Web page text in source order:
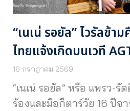
“เนเน่ รอยัล” ไวรัลข้า
ไทยแจ้งเกิดบนเวที
16 กรกฎาคม 2569
“เนเน่ รอยัล” หรือ แพรว-
ร้องและมือกีตาร์วัย 16 ปีจ